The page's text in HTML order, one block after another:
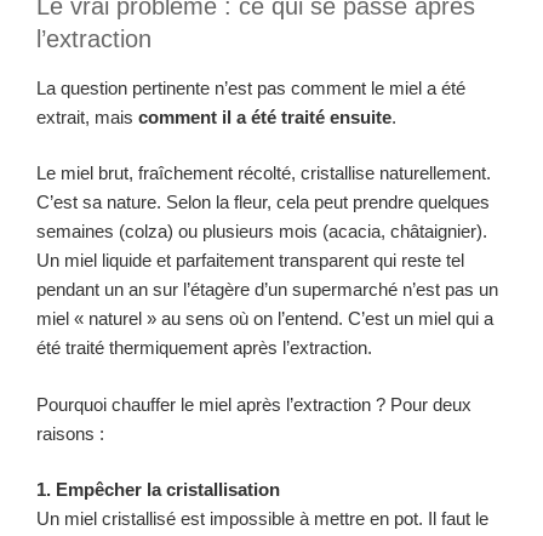
Le vrai problème : ce qui se passe après
l’extraction
La question pertinente n’est pas comment le miel a été
extrait, mais comment il a été traité ensuite.
Le miel brut, fraîchement récolté, cristallise naturellement.
C’est sa nature. Selon la fleur, cela peut prendre quelques
semaines (colza) ou plusieurs mois (acacia, châtaignier).
Un miel liquide et parfaitement transparent qui reste tel
pendant un an sur l’étagère d’un supermarché n’est pas un
miel « naturel » au sens où on l’entend. C’est un miel qui a
été traité thermiquement après l’extraction.
Pourquoi chauffer le miel après l’extraction ? Pour deux
raisons :
1. Empêcher la cristallisation
Un miel cristallisé est impossible à mettre en pot. Il faut le